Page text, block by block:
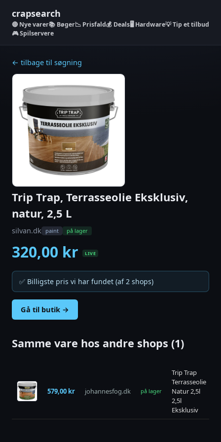
crapsearch
Nye varer📚 Bøger📉 Prisfald💰 Deals🖥️ Hardware💡 Tip et tilbud
🎮 Spilservere
← tilbage til søgning
Trip Trap, Terrasseolie Eksklusiv,
natur, 2,5 L
silvan.dk paint på lager
320,00 kr LIVE
✅ Billigste pris vi har fundet (af 2 shops)
Gå til butik →
Samme vare hos andre shops (1)
579,00 kr johannesfog.dk på lager
Trip Trap
Terrasseolie
Natur 2,5l
2,5l
Eksklusiv